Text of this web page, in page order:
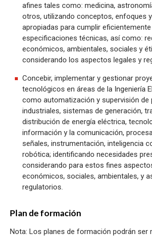
afines tales como: medicina,
otros, utilizando conceptos, enfoques
apropiadas para cumplir
especificaciones técnicas, así como:
económicos, ambientales, sociales y
considerando los aspectos legales y
Concebir, implementar y gestionar
tecnológicos en áreas de la Ingeniería
como automatización y supervisión de
industriales, sistemas de generación,
distribución de energía eléctrica,
información y la comunicación,
señales, instrumentación, inteligencia
robótica; identificando necesidades
considerando para estos fines
económicos, sociales, ambientales, y
regulatorios.
Plan de formación
Nota: Los planes de formación podrán ser